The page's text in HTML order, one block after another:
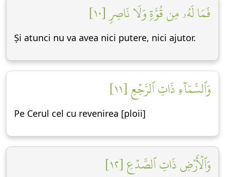
فَمَا لَهُۥ مِن قُوَّةٖ وَلَا نَاصِرٖ [١٠]
Și atunci nu va avea nici putere, nici ajutor.
وَٱلسَّمَآءِ ذَاتِ ٱلرَّجۡعِ [١١]
Pe Cerul cel cu revenirea [ploii]
وَٱلۡأَرۡضِ ذَاتِ ٱلصَّدۡعِ [١٢]